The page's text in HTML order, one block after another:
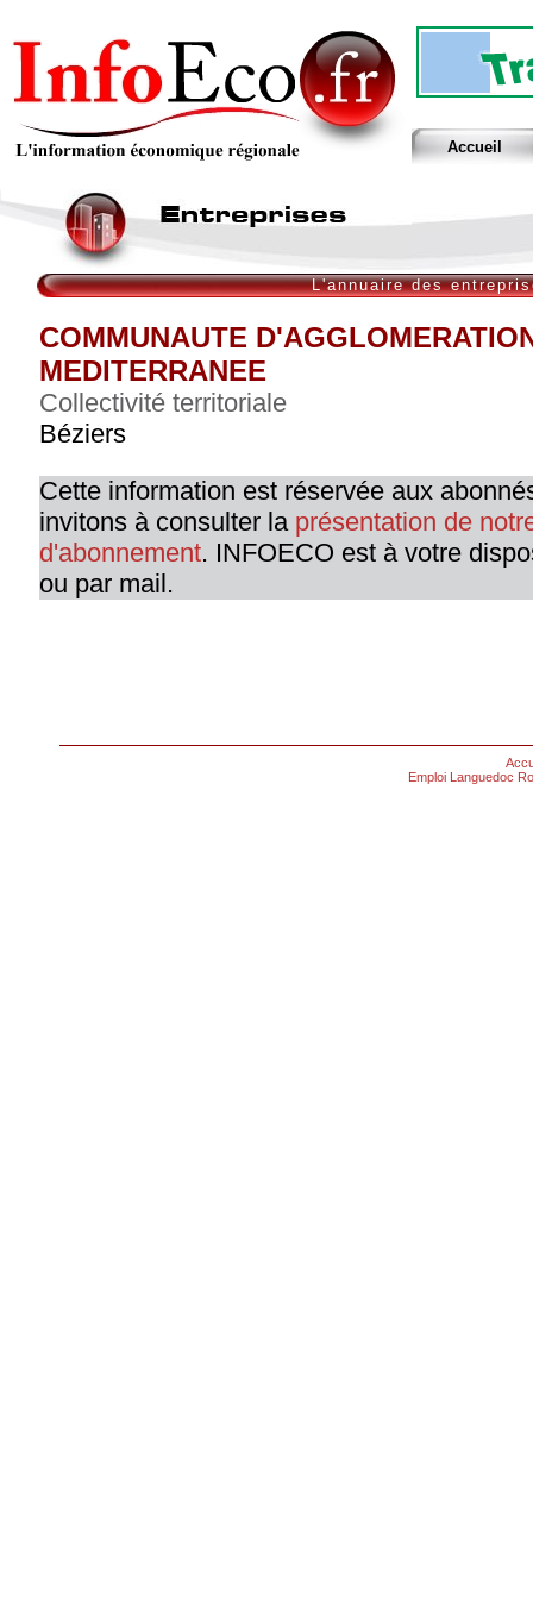
Accueil
L'annuaire des
COMMUNAUTE
MEDITERRANEE
Collectivité territoriale
Béziers
Cette information est réservée aux
invitons à consulter la présentation de
d'abonnement. INFOECO est à votre
ou par mail.
Emploi Languedoc